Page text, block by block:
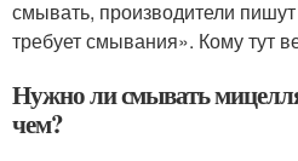
смывать, производители
требует смывания». Кому тут
Нужно ли смывать
чем?